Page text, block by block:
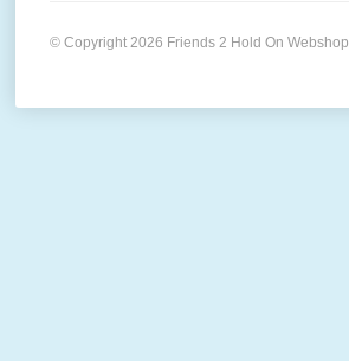
© Copyright 2026 Friends 2 Hold On Webshop